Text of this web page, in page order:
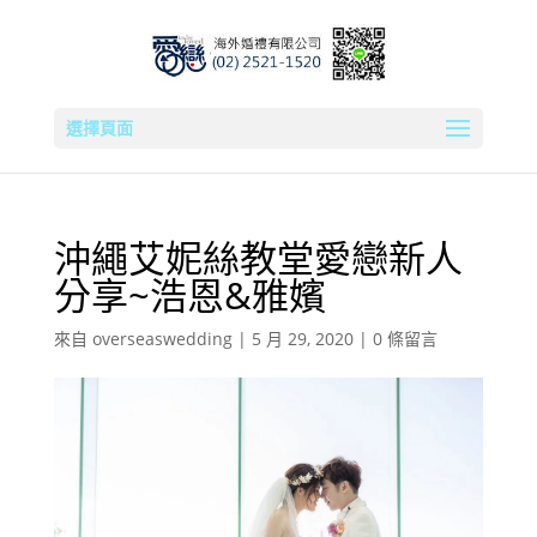
選擇頁面
沖繩艾妮絲教堂愛戀新人
分享~浩恩&雅嬪
來自 overseaswedding| 5 月 29, 2020| 0 條留言